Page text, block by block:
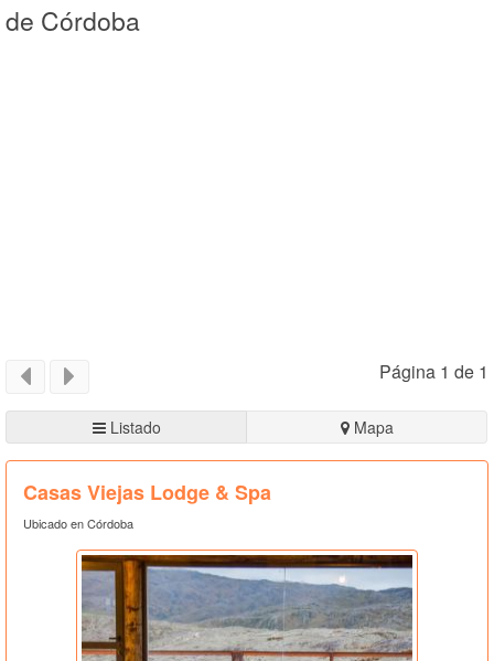
de Córdoba
Página 1 de 1
Listado Mapa
Casas Viejas Lodge & Spa
Ubicado en Córdoba